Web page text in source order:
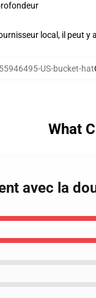
local, il peut y
US-bucket-hat
What
avec la